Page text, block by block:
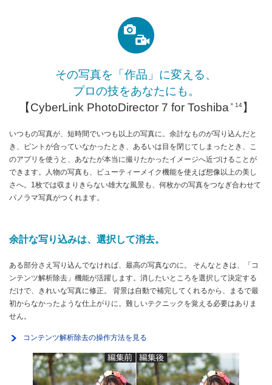
その写真を「作品」に変える、
プロの技をあなたにも。
【CyberLink PhotoDirector 7 for Toshiba ＊14】
いつもの写真が、短時間でいつも以上の写真に。余計なものが写り込んだと
き、ピントが合っていなかったとき、あるいは目を閉じてしまったとき、こ
のアプリを使うと、あなたが本当に撮りたかったイメージへ近づけることが
できます。人物の写真も、ビューティーメイク機能を使えば想像以上の美し
さへ。1枚では収まりきらない雄大な風景も、何枚かの写真をつなぎ合わせて
パノラマ写真がつくれます。
余計な写り込みは、選択して消去。
ある部分さえ写り込んでなければ、最高の写真なのに。 そんなときは、「コ
ンテンツ解析除去」機能が活躍します。消したいところを選択して決定する
だけで、きれいな写真に修正。 背景は自動で補完してくれるから、まるで最
初からなかったような仕上がりに。難しいテクニックを覚える必要はありま
せん。
コンテンツ解析除去の操作方法を見る